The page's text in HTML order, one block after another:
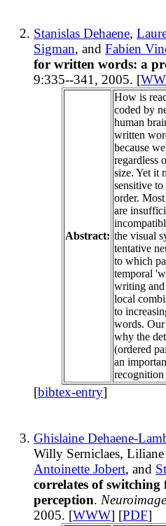
Stanislas Dehaene,
Sigman, and Fabien
for written words: a
9:335--341, 2005. [
Abstract:
How is
coded by
human
written
because
regardless
size. Yet it
sensitive
order.
are
the visual
tentative
to which
temporal
writing
local
to
words.
why the
(ordered
an
recognition
[bibtex-entry]
Ghislaine Dehaene-
Willy Serniclaes,
Antoinette Jobert, and
correlates of
perception. Neuroimage
2005. [WWW] [PDF]